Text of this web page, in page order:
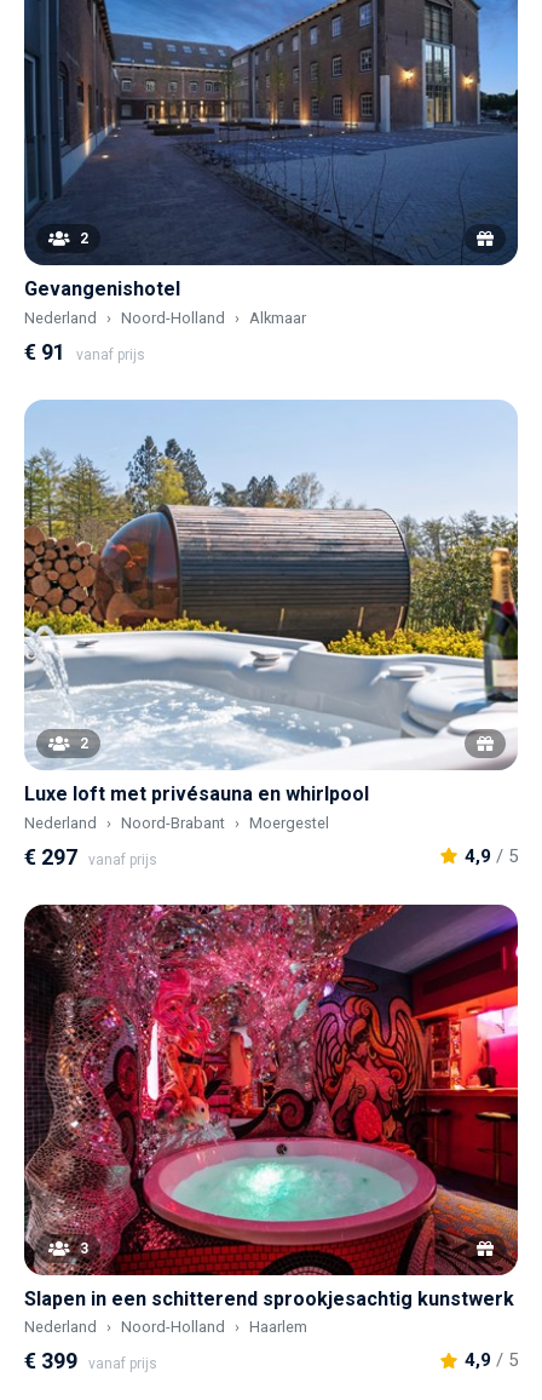
2
Gevangenishotel
Nederland Noord-Holland Alkmaar
€ 91 vanaf prijs
2
Luxe loft met privésauna en whirlpool
Nederland Noord-Brabant Moergestel
€ 297 vanaf prijs 4,9 / 5
3
Slapen in een schitterend sprookjesachtig kunstwerk
Nederland Noord-Holland Haarlem
€ 399 vanaf prijs 4,9 / 5